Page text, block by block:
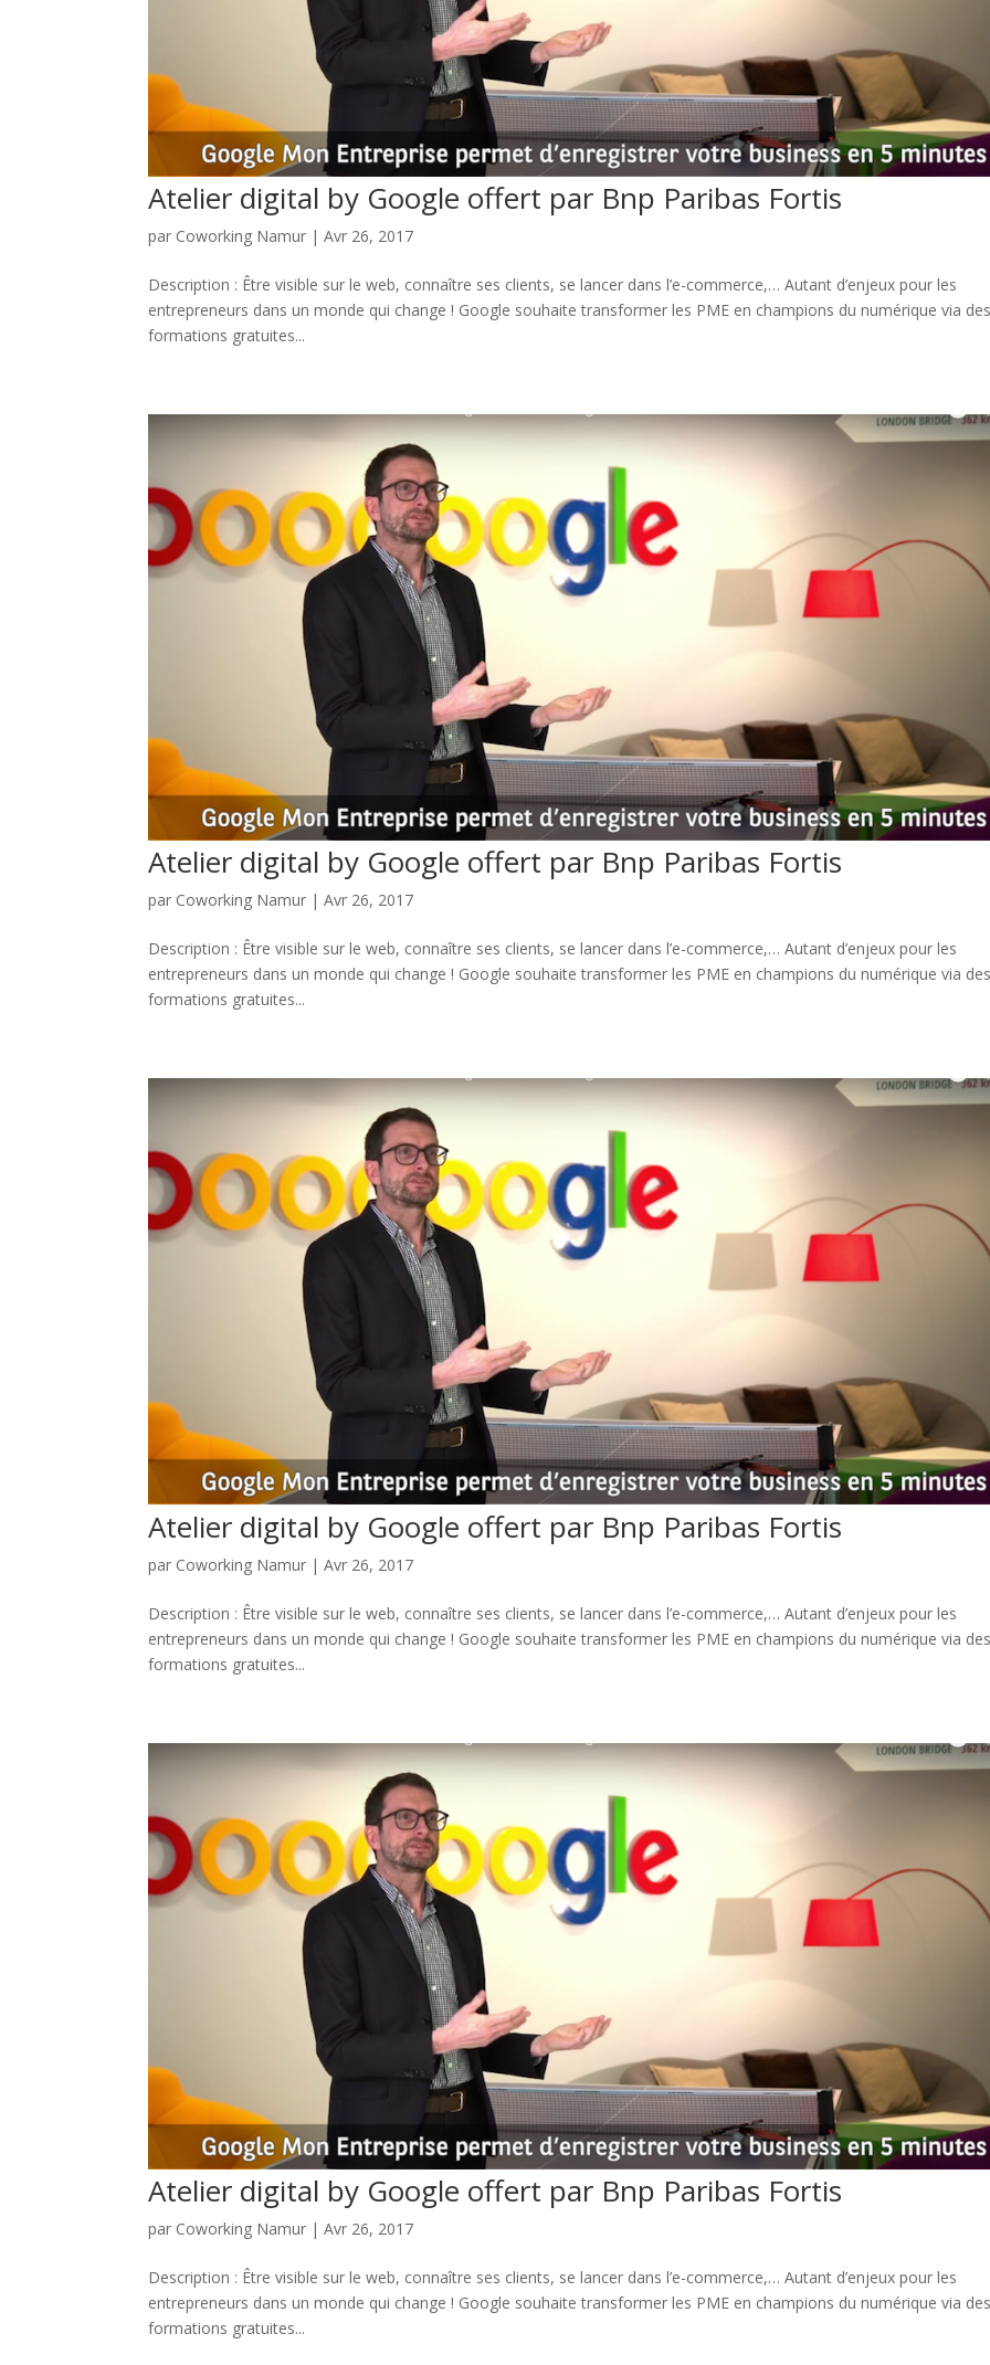
Atelier digital by Google offert par Bnp Paribas Fortis
par Coworking Namur |Avr 26, 2017
Description : Être visible sur le web, connaître ses clients, se lancer dans l’e-commerce,… Autant d’enjeux pour les
entrepreneurs dans un monde qui change ! Google souhaite transformer les PME en champions du numérique via
formations gratuites...
Atelier digital by Google offert par Bnp Paribas Fortis
par Coworking Namur |Avr 26, 2017
Description : Être visible sur le web, connaître ses clients, se lancer dans l’e-commerce,… Autant d’enjeux pour les
entrepreneurs dans un monde qui change ! Google souhaite transformer les PME en champions du numérique via
formations gratuites...
Atelier digital by Google offert par Bnp Paribas Fortis
par Coworking Namur |Avr 26, 2017
Description : Être visible sur le web, connaître ses clients, se lancer dans l’e-commerce,… Autant d’enjeux pour les
entrepreneurs dans un monde qui change ! Google souhaite transformer les PME en champions du numérique via
formations gratuites...
Atelier digital by Google offert par Bnp Paribas Fortis
par Coworking Namur |Avr 26, 2017
Description : Être visible sur le web, connaître ses clients, se lancer dans l’e-commerce,… Autant d’enjeux pour les
entrepreneurs dans un monde qui change ! Google souhaite transformer les PME en champions du numérique via
formations gratuites...